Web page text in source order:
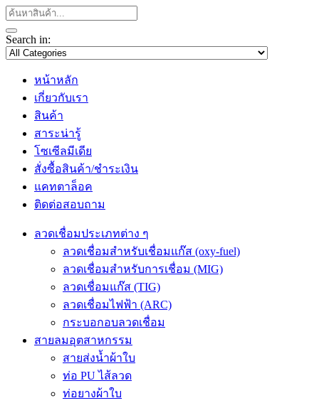
Search in:
หน้าหลัก
เกี่ยวกับเรา
สินค้า
สาระน่ารู้
โซเซีลมีเดีย
สั่งซื้อสินค้า/ชำระเงิน
แคทตาล็อค
ติดต่อสอบถาม
ลวดเชื่อมประเภทต่าง ๆ
ลวดเชื่อมสำหรับเชื่อมแก๊ส (oxy-fuel)
ลวดเชื่อมสำหรับการเชื่อม (MIG)
ลวดเชื่อมแก๊ส (TIG)
ลวดเชื่อมไฟฟ้า (ARC)
กระบอกอบลวดเชื่อม
สายลมอุตสาหกรรม
สายส่งน้ำผ้าใบ
ท่อ PU ไส้ลวด
ท่อยางผ้าใบ